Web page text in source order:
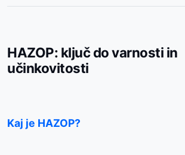
HAZOP: ključ do varnosti in
učinkovitosti
Kaj je HAZOP?